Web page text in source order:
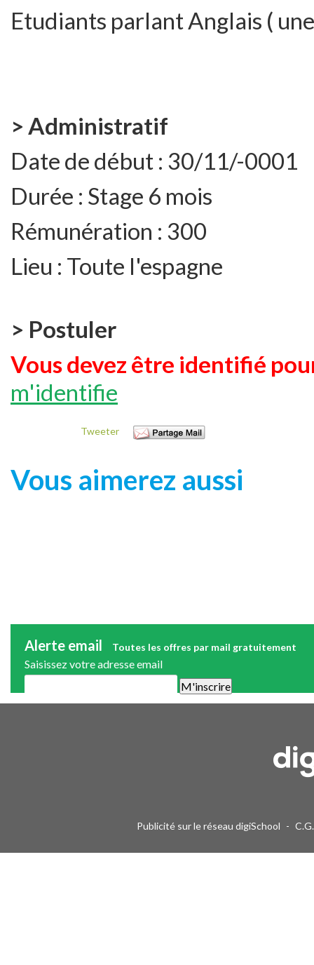
Etudiants parlant Anglais (
> Administratif
Date de début : 30/11/-0001
Durée : Stage 6 mois
Rémunération : 300
Lieu : Toute l'espagne
> Postuler
Vous devez être identifié
m'identifie
Tweeter
Vous aimerez aussi
Alerte email Toutes les offres par mail gratuitement
Saisissez votre adresse email
Publicité sur le réseau digiSchool -